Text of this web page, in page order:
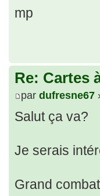
mp
Re: Cartes
par dufresne67
Salut ça va?
Je serais
Grand combat